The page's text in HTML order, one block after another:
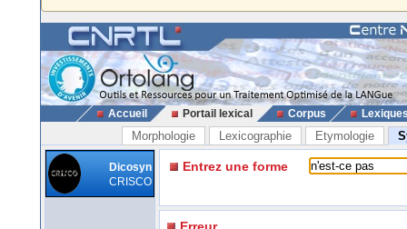
Accueil Portail lexical Corpus
Morphologie Lexicographie Etymologie
Dicosyn
CRISCO
Entrez une forme